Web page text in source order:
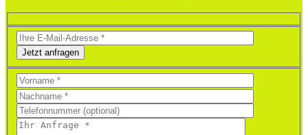
Jetzt anfragen
Bitte
lasse
dieses
Feld